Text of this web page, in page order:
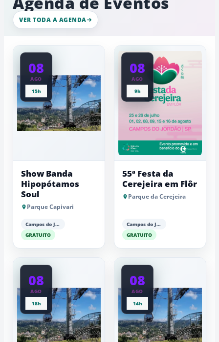
intenso
nesta
quinta-
feira
a
VER TODA A AGENDA
08
AGO
15h
Show Banda
Hipopótamos
Soul
Parque Capivari
Campos do Jordão
GRATUITO
08
AGO
9h
55ª Festa da
Cerejeira em Flôr
Parque da Cerejeira
Campos do Jordão
GRATUITO
08
AGO
18h
08
AGO
14h